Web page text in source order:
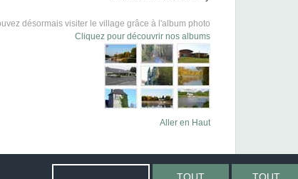
désormais visiter le village grâce à l'album photo
Cliquez pour découvrir nos albums
Aller en Haut